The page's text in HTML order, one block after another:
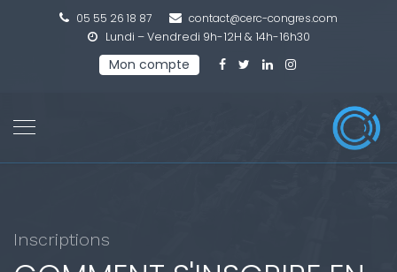
05 55 26 18 87
contact@cerc-congres.com
Lundi – Vendredi 9h-12H & 14h-16h30
Mon compte
Inscriptions